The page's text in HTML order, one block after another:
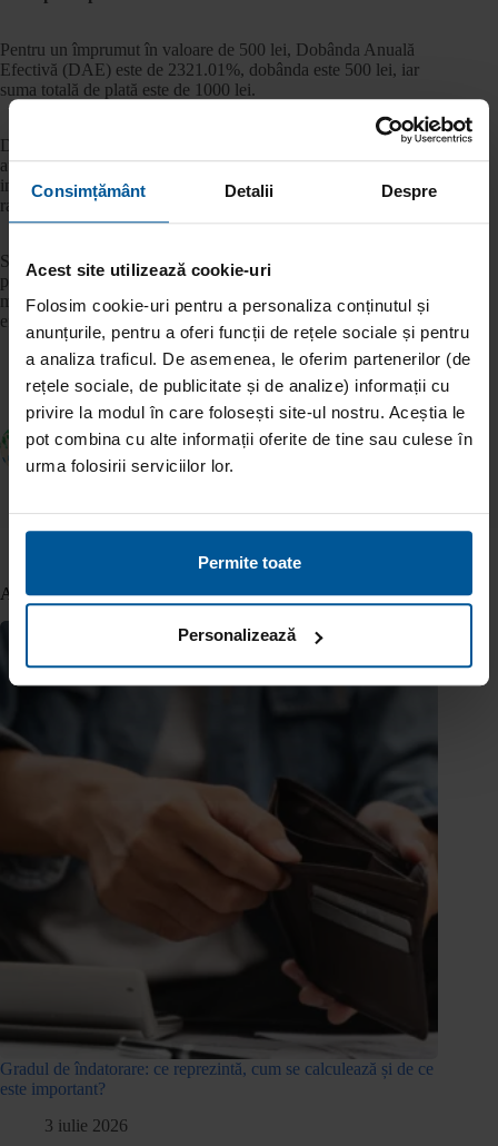
Consimțământ Detalii Despre
Acest site utilizează cookie-uri
Folosim cookie-uri pentru a personaliza conținutul și
anunțurile, pentru a oferi funcții de rețele sociale și pentru
a analiza traficul. De asemenea, le oferim partenerilor (de
rețele sociale, de publicitate și de analize) informații cu
privire la modul în care folosești site-ul nostru. Aceștia le
pot combina cu alte informații oferite de tine sau culese în
urma folosirii serviciilor lor.
Permite toate
Personalizează
Pentru un împrumut în valoare de 500 lei, Dobânda Anuală
Efectivă (DAE) este de 2321.01%, dobânda este 500 lei, iar
suma totală de plată este de 1000 lei.
DAE și suma totală de plată pentru creditul din acest exemplu
au fost calculate presupunând că suma aprobată a fost retrasă
integral în momentul acordării, iar rambursarea se face în 12
rate lunare egale.
Suma totală de plată din acest exemplu a fost calculată
presupunând că suma aprobată a fost retrasă integral în
momentul acordării, iar rambursarea (principal și dobândă) se
efectuează integral până la data scadenței tragerii.
ANTERIOR URMĂTOR
Articole similare
Gradul de îndatorare: ce reprezintă, cum se calculează și de ce
este important?
3 iulie 2026